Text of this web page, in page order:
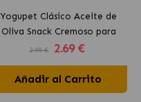
Yogupet Clásico Aceite de
Oliva Snack Cremoso para
Perros
2.99 € 2.69 €
Añadir al Carrito